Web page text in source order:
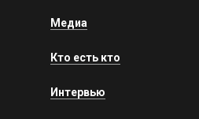
Медиа
Кто есть кто
Интервью